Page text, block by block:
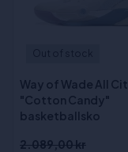
Way of Wade All
"Cotton Candy"
basketballsko
2.089,00 kr